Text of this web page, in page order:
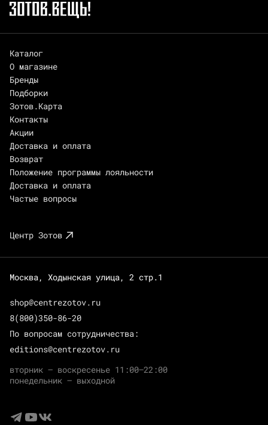
Каталог
О магазине
Бренды
Подборки
Зотов.Карта
Контакты
Акции
Доставка и оплата
Возврат
Положение программы лояльности
Доставка и оплата
Частые вопросы
Центр Зотов
Москва, Ходынская улица, 2 стр.1
shop@centrezotov.ru
8(800)350-86-20
По вопросам сотрудничества:
editions@centrezotov.ru
вторник — воскресенье 11:00–22:00
понедельник — выходной